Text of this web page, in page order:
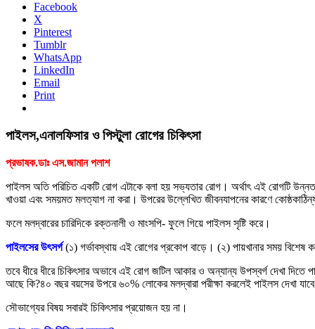
Facebook
X
Pinterest
Tumblr
WhatsApp
LinkedIn
Email
Print
পাইলস,এনালফিসার ও পিস্টুলা রোগের চিকিৎসা
প্রভাষক.ডাঃ এস.জামান পলাশ
পাইলস অতি পরিচিত একটি রোগ এটাকে বলা হয় সভ্যতার রোগ। অর্থাৎ এই রোগটি উন্নত
খাওয়া এবং সময়মত মলত্যাগ না করা। উপরের উল্লেখিত জীবনযাপনের কারণে
ফলে মলদ্বারের চারিদিকে রক্তনালী ও মাংসপি- ফুলে গিয়ে পাইলস সৃষ্টি করে।
পাইলসের উৎসর্গ (১) গর্ভাবস্থায় এই রোগের প্রকোপ বাড়ে। (২) পায়খানার সময় বিশেষ
তবে ধীরে ধীরে চিকিৎসার অভাবে এই রোগ জটিল আকার ও অন্যান্য উপস্বর্গ দেখা
আছে কি?৪০ বছর বয়সের উপরে ৬০% লোকের মলদ্বারা পরীক্ষা করলেই পাইলস দেখা
সৌভাগ্যের বিষয় সবারই চিকিৎসার প্রয়োজন হয় না।